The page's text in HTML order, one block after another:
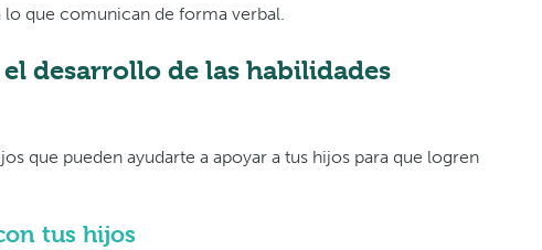
que comunican de forma verbal.
desarrollo de las habilidades
que pueden ayudarte a apoyar a tus hijos para que logren
tus hijos